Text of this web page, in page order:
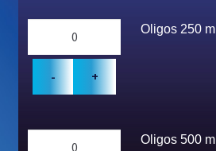
Oligos 250 ml
Oligos 500 ml